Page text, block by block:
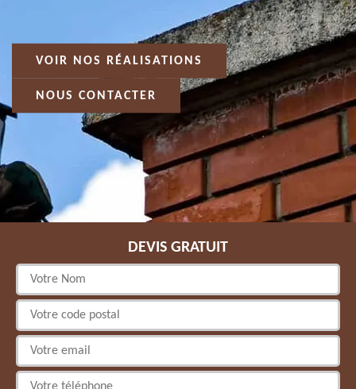
VOIR NOS RÉALISATIONS
NOUS CONTACTER
DEVIS GRATUIT